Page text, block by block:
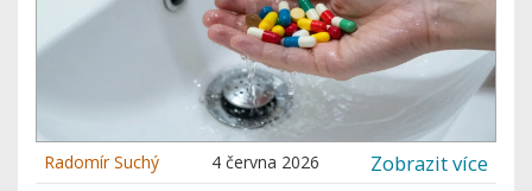
Radomír Suchý 4 června 2026 Zobrazit více